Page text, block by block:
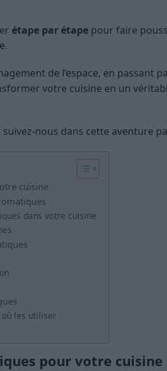
étape par étape pour faire
de l’espace, en passant
votre cuisine en un
nous dans cette aventure
cuisine
dans votre cuisine
où les utiliser
pour votre cuisine